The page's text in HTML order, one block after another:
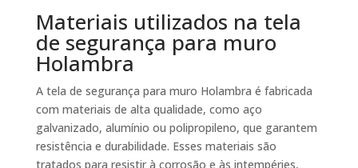
Materiais utilizados na tela
de segurança para muro
Holambra
A tela de segurança para muro Holambra é fabricada
com materiais de alta qualidade, como aço
galvanizado, alumínio ou polipropileno, que garantem
resistência e durabilidade. Esses materiais são
tratados para resistir à corrosão e às intempéries,